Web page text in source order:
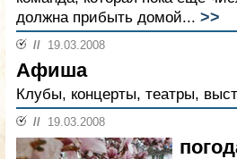
должна прибыть домой... >>
// 19.03.2008
Афиша
Клубы, концерты, театры,
// 19.03.2008